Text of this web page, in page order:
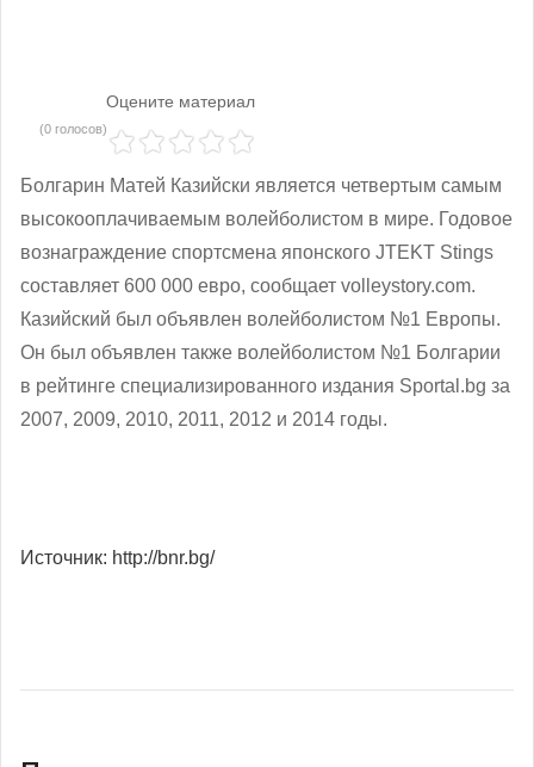
Оцените материал
(0 голосов)
Болгарин Матей Казийски является четвертым самым
высокооплачиваемым волейболистом в мире. Годовое
вознаграждение спортсмена японского JTEKT Stings
составляет 600 000 евро, сообщает volleystory.com.
Казийский был объявлен волейболистом №1 Европы.
Он был объявлен также волейболистом №1 Болгарии
в рейтинге специализированного издания Sportal.bg за
2007, 2009, 2010, 2011, 2012 и 2014 годы.
Источник: http://bnr.bg/